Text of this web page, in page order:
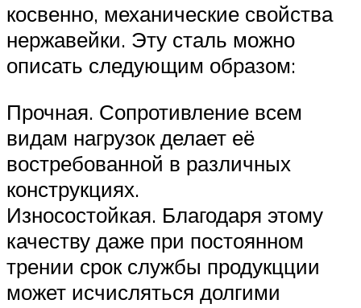
косвенно, механические свойства
нержавейки. Эту сталь можно
описать следующим образом:
Прочная. Сопротивление всем
видам нагрузок делает её
востребованной в различных
конструкциях.
Износостойкая. Благодаря этому
качеству даже при постоянном
трении срок службы продукцции
может исчисляться долгими